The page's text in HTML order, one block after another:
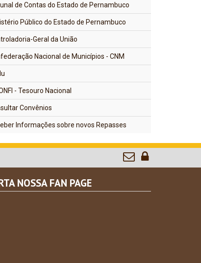
de Contas do Estado de Pernambuco
Público do Estado de Pernambuco
Geral da União
Nacional de Municípios - CNM
- Tesouro Nacional
Convênios
Informações sobre novos Repasses
NOSSA FAN PAGE